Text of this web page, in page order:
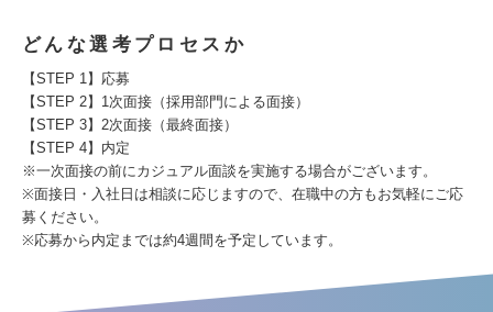
どんな選考プロセスか
【STEP 1】応募
【STEP 2】1次面接（採用部門による面接）
【STEP 3】2次面接（最終面接）
【STEP 4】内定
※一次面接の前にカジュアル面談を実施する場合がございます。
※面接日・入社日は相談に応じますので、在職中の方もお気軽にご応
募ください。
※応募から内定までは約4週間を予定しています。